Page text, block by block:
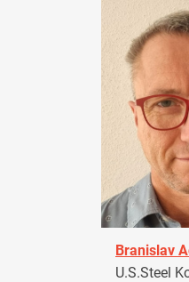
Branislav
U.S.Steel